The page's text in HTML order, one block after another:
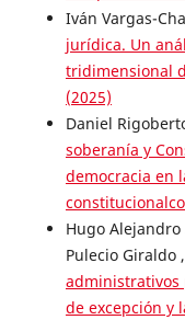
Iván Vargas-
jurídica. Un
tridimensional
(2025)
Daniel
soberanía y
democracia en
Hugo Alejandro
Pulecio Giraldo ,
administrativos
de excepción y